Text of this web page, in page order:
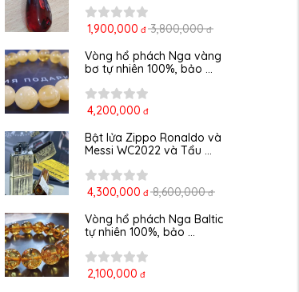
1,900,000 đ 3,800,000 đ
Vòng hổ phách Nga vàng
bơ tự nhiên 100%, bảo ...
4,200,000 đ
Bật lửa Zippo Ronaldo và
Messi WC2022 và Tẩu ...
4,300,000 đ 8,600,000 đ
Vòng hổ phách Nga Baltic
tự nhiên 100%, bảo ...
2,100,000 đ